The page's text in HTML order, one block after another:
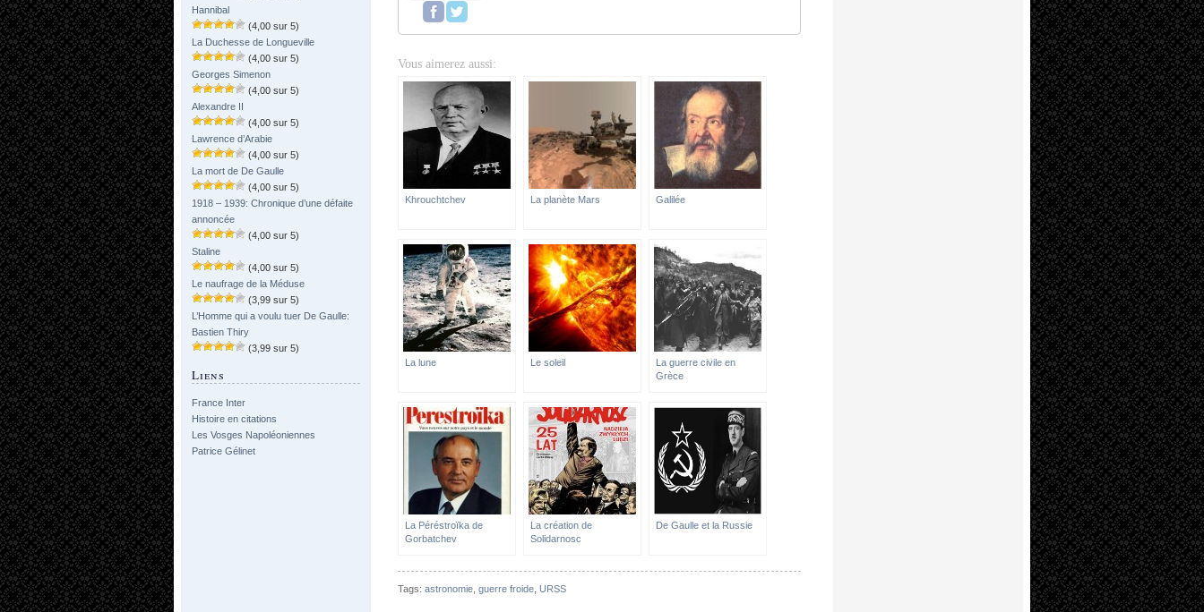
Hannibal
(4,00 sur 5)
La Duchesse de Longueville
(4,00 sur 5)
Georges Simenon
(4,00 sur 5)
Alexandre II
(4,00 sur 5)
Lawrence d’Arabie
(4,00 sur 5)
La mort de De Gaulle
(4,00 sur 5)
1918 – 1939: Chronique d’une défaite
annoncée
(4,00 sur 5)
Staline
(4,00 sur 5)
Le naufrage de la Méduse
(3,99 sur 5)
L’Homme qui a voulu tuer De Gaulle:
Bastien Thiry
(3,99 sur 5)
Liens
France Inter
Histoire en citations
Les Vosges Napoléoniennes
Patrice Gélinet
Vous aimerez aussi:
Khrouchtchev La planète Mars Galilée
La lune Le soleil
La guerre civile en
Grèce
La Péréstroïka de
Gorbatchev
La création de
Solidarnosc
De Gaulle et la Russie
Tags: astronomie guerre froide URSS